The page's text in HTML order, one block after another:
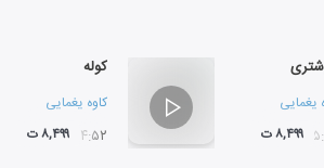
یغمایی
۸,۴۹۹ ت
کوله
کاوه یغمایی
۰۴:۵۲ ۸,۴۹۹ ت